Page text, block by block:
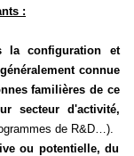
:
la configuration et
connue
familières de ce
secteur d'activité,
de R&D…).
ou potentielle, du